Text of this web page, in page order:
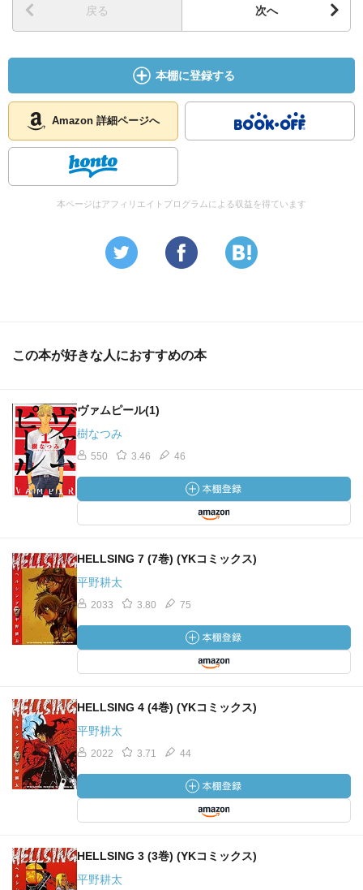
戻る 次へ
本棚に登録する
Amazon 詳細ページへ
本ページはアフィリエイトプログラムによる収益を得ています
この本が好きな人におすすめの本
ヴァムピール(1)
樹なつみ
550 3.46 46
HELLSING 7 (7巻) (YKコミックス)
平野耕太
2033 3.80 75
HELLSING 4 (4巻) (YKコミックス)
平野耕太
2022 3.71 44
HELLSING 3 (3巻) (YKコミックス)
平野耕太